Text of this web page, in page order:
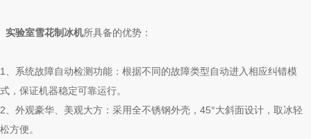
实验室雪花制冰机所具备的优势：
1、系统故障自动检测功能：根据不同的故障类型自动进入相应纠错模
式，保证机器稳定可靠运行。
2、外观豪华、美观大方：采用全不锈钢外壳，45°大斜面设计，取冰轻
松方便。